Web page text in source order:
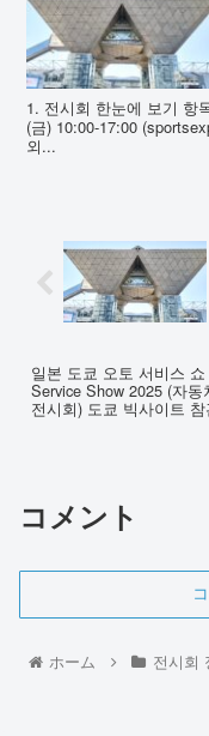
1. 전시회 한눈에 보기 항
(금) 10:00-17:00
외...
일본 도쿄 오토 서비스
Service Show 2025 (자
전시회) 도쿄 빅사이트
コメント
ホーム 전시회